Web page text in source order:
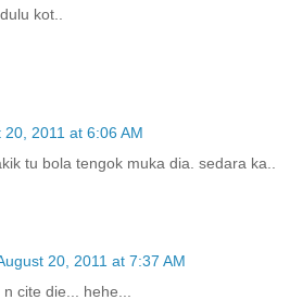
kot..
20, 2011 at 6:06 AM
tu bola tengok muka dia. sedara ka..
20, 2011 at 7:37 AM
cite die... hehe...